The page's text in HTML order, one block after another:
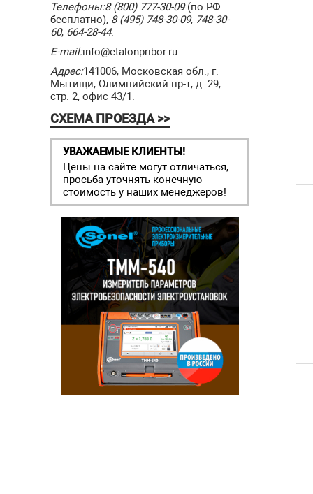
Телефоны:8 (800) 777-30-09(по РФ
бесплатно), 8 (495) 748-30-09, 748-30-
60, 664-28-44.
E-mail:info@etalonpribor.ru
Адрес:141006, Московская обл., г.
Мытищи, Олимпийский пр-т, д. 29,
стр. 2, офис 43/1.
СХЕМА ПРОЕЗДА >>
УВАЖАЕМЫЕ КЛИЕНТЫ!
Цены на сайте могут отличаться,
просьба уточнять конечную
стоимость у наших менеджеров!